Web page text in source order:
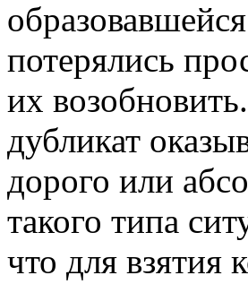
потерялись
их
дубликат
дорого или
такого типа
что для взятия